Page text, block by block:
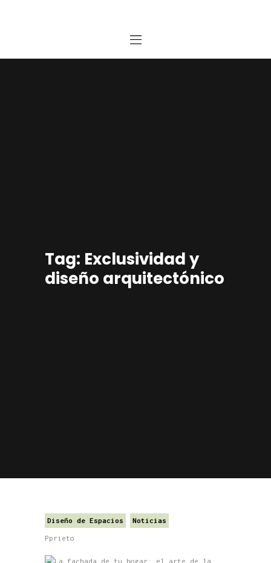
Tag: Exclusividad y
diseño arquitectónico
Diseño de Espacios Noticias
Pprieto